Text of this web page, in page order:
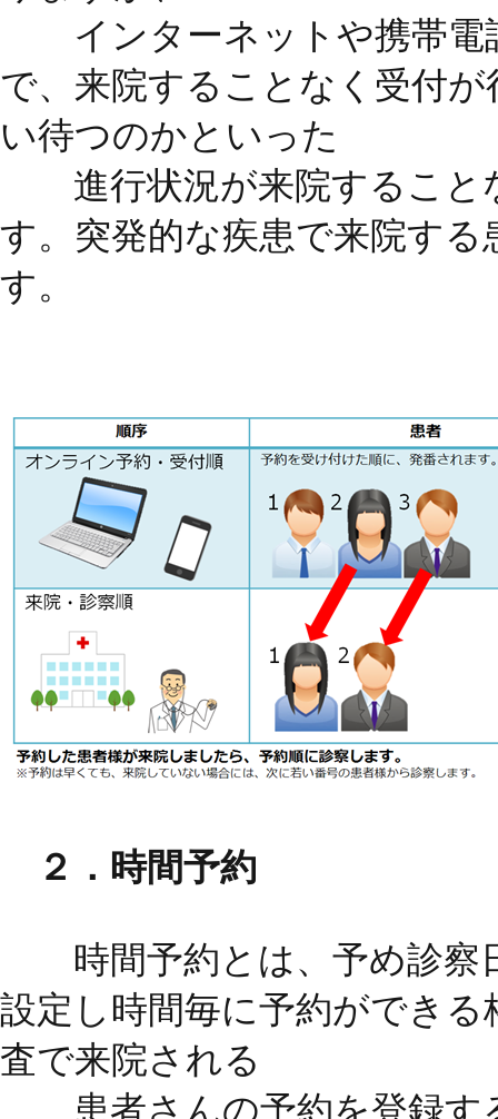
インターネットや携帯電
で、来院することなく受付
い待つのかといった
進行状況が来院すること
す。突発的な疾患で来院す
す。
２．時間予約
時間予約とは、予め診察
設定し時間毎に予約ができ
査で来院される
患者さんの予約を登録す